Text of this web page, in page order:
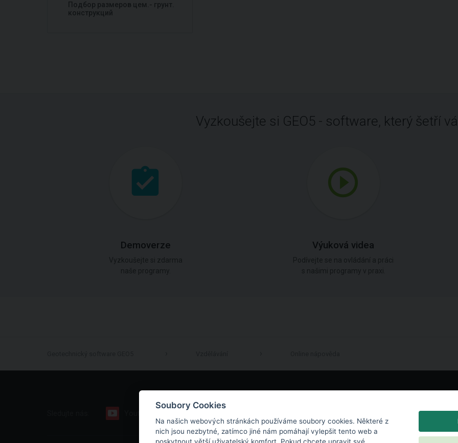
Подбор размеров цем.- грунт.
конструкций
Vyzkoušejte si GEO5 - software, který šetří
Demoverze Výuková videa
Soubory Cookies
Na našich webových stránkách používáme soubory cookies. Některé z
nich jsou nezbytné, zatímco jiné nám pomáhají vylepšit tento web a